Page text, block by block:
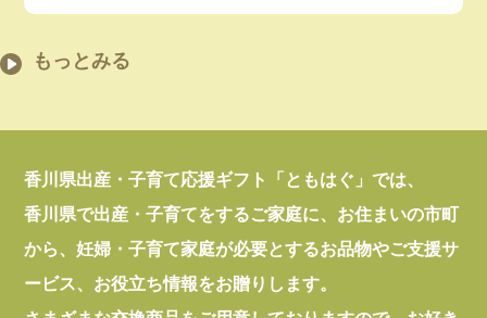
もっとみる
香川県出産・子育て応援ギフト「ともはぐ」では、
香川県で出産・子育てをするご家庭に、お住まいの市町
から、妊婦・子育て家庭が必要とするお品物やご支援サ
ービス、お役立ち情報をお贈りします。